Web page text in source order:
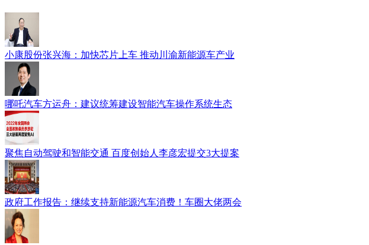
小康股份张兴海：加快芯片上车 推动川渝新能源车产业
哪吒汽车方运舟：建议统筹建设智能汽车操作系统生态
聚焦自动驾驶和智能交通 百度创始人李彦宏提交3大提案
政府工作报告：继续支持新能源汽车消费！车圈大佬两会